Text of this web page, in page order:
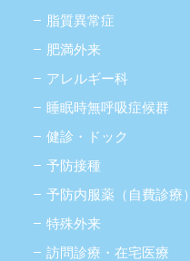
脂質異常症
肥満外来
アレルギー科
睡眠時無呼吸症候群
健診・ドック
予防接種
予防内服薬（自費診療）
特殊外来
訪問診療・在宅医療